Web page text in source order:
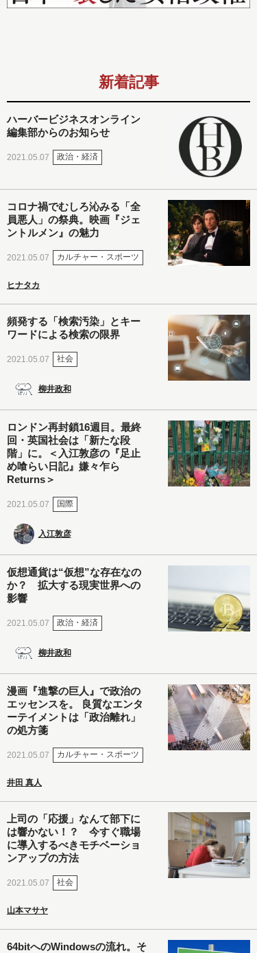
新着記事
ハーバービジネスオンライン
編集部からのお知らせ
2021.05.07 政治・経済
コロナ禍でむしろ沁みる「全
員悪人」の祭典。映画『ジェ
ントルメン』の魅力
2021.05.07 カルチャー・スポーツ
ヒナタカ
頻発する「検索汚染」とキー
ワードによる検索の限界
2021.05.07 社会
柳井政和
ロンドン再封鎖16週目。最終
回・英国社会は「新たな段
階」に。＜入江敦彦の『足止
め喰らい日記』嫌々乍ら
Returns＞
2021.05.07 国際
入江敦彦
仮想通貨は“仮想”な存在なの
か？ 拡大する現実世界への
影響
2021.05.07 政治・経済
柳井政和
漫画『進撃の巨人』で政治の
エッセンスを。 良質なエンタ
ーテイメントは「政治離れ」
の処方箋
2021.05.07 カルチャー・スポーツ
井田 真人
上司の「応援」なんて部下に
は響かない！？ 今すぐ職場
に導入するべきモチベーショ
ンアップの方法
2021.05.07 社会
山本マサヤ
64bitへのWindowsの流れ。そ